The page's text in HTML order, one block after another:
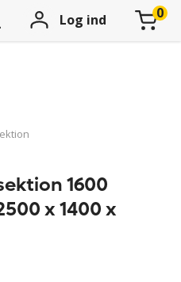
Log ind
1600
x 1400 x